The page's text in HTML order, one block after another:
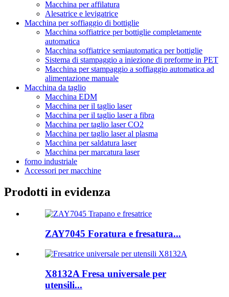
Macchina per affilatura
Alesatrice e levigatrice
Macchina per soffiaggio di bottiglie
Macchina soffiatrice per bottiglie completamente
automatica
Macchina soffiatrice semiautomatica per bottiglie
Sistema di stampaggio a iniezione di preforme in PET
Macchina per stampaggio a soffiaggio automatica ad
alimentazione manuale
Macchina da taglio
Macchina EDM
Macchina per il taglio laser
Macchina per il taglio laser a fibra
Macchina per taglio laser CO2
Macchina per taglio laser al plasma
Macchina per saldatura laser
Macchina per marcatura laser
forno industriale
Accessori per macchine
Prodotti in evidenza
ZAY7045 Foratura e fresatura...
X8132A Fresa universale per
utensili...